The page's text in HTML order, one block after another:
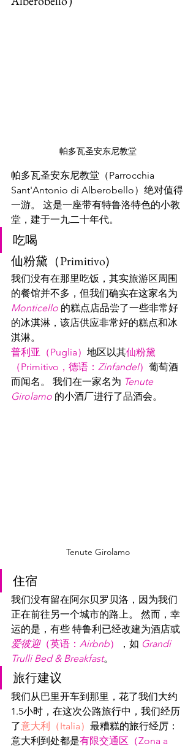
帕多瓦圣安东尼教堂
帕多瓦圣安东尼教堂（Parrocchia
Sant'Antonio di Alberobello）绝对值得
一游。 这是一座带有特鲁洛特色的小教
堂，建于一九二十年代。
吃喝
仙粉黛（Primitivo)
我们没有在那里吃饭，其实旅游区周围
的餐馆并不多，但我们确实在这家名为
Monticello 的糕点店品尝了一些非常好
的冰淇淋，该店供应非常好的糕点和冰
淇淋。
普利亚（Puglia） 地区以其仙粉黛
（Primitivo，德语： Zinfandel） 葡萄酒
而闻名。 我们在一家名为 Tenute
Girolamo 的小酒厂进行了品酒会。
Tenute Girolamo
住宿
我们没有留在阿尔贝罗贝洛，因为我们
正在前往另一个城市的路上。 然而，幸
运的是，有些 特鲁利已经改建为酒店或
爱彼迎（英语： Airbnb） ，如 Grandi
Trulli Bed & Breakfast。
旅行建议
我们从巴里开车到那里，花了我们大约
1.5小时，在这次公路旅行中，我们经历
了意大利（Italia） 最糟糕的旅行经厉：
意大利到处都是有限交通区（Zona a